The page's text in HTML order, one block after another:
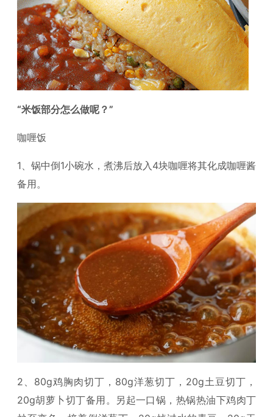
“米饭部分怎么做呢？”
咖喱饭
1、锅中倒1小碗水，煮沸后放入4块咖喱将其化成咖喱酱
备用。
2、80g鸡胸肉切丁，80g洋葱切丁，20g土豆切丁，
20g胡萝卜切丁备用。另起一口锅，热锅热油下鸡肉丁